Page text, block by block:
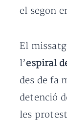
el segon
El
l’espiral
des de fa
detenció
les